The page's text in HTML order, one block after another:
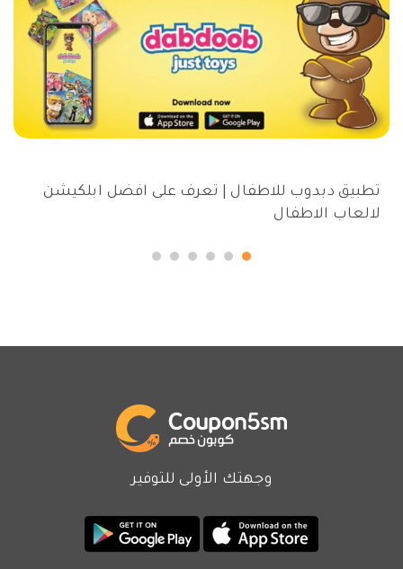
تطبيق دبدوب للاطفال | تعرف على افضل ابلكيشن
لالعاب الاطفال
وجهتك الأولى للتوفير